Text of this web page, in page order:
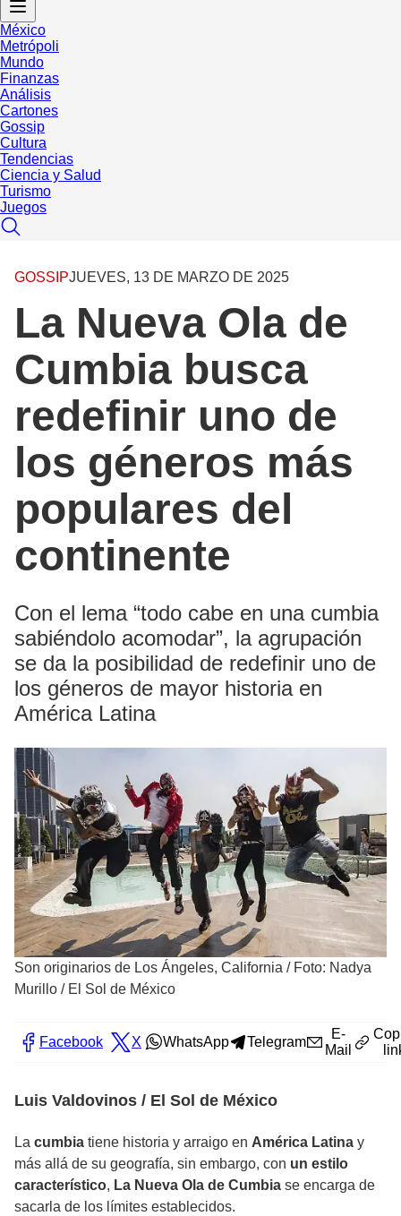
México
Metrópoli
Mundo
Finanzas
Análisis
Cartones
Gossip
Cultura
Tendencias
Ciencia y Salud
Turismo
Juegos
GOSSIPJUEVES, 13 DE MARZO DE 2025
La Nueva Ola de
Cumbia busca
redefinir uno de
los géneros más
populares del
continente
Con el lema “todo cabe en una cumbia
sabiéndolo acomodar”, la agrupación
se da la posibilidad de redefinir uno de
los géneros de mayor historia en
América Latina
Son originarios de Los Ángeles, California / Foto: Nadya
Murillo / El Sol de México
Facebook X WhatsApp Telegram
E-
Mail
Luis Valdovinos / El Sol de México
La cumbia tiene historia y arraigo en América Latina y
más allá de su geografía, sin embargo, con un estilo
característico, La Nueva Ola de Cumbia se encarga de
sacarla de los límites establecidos.